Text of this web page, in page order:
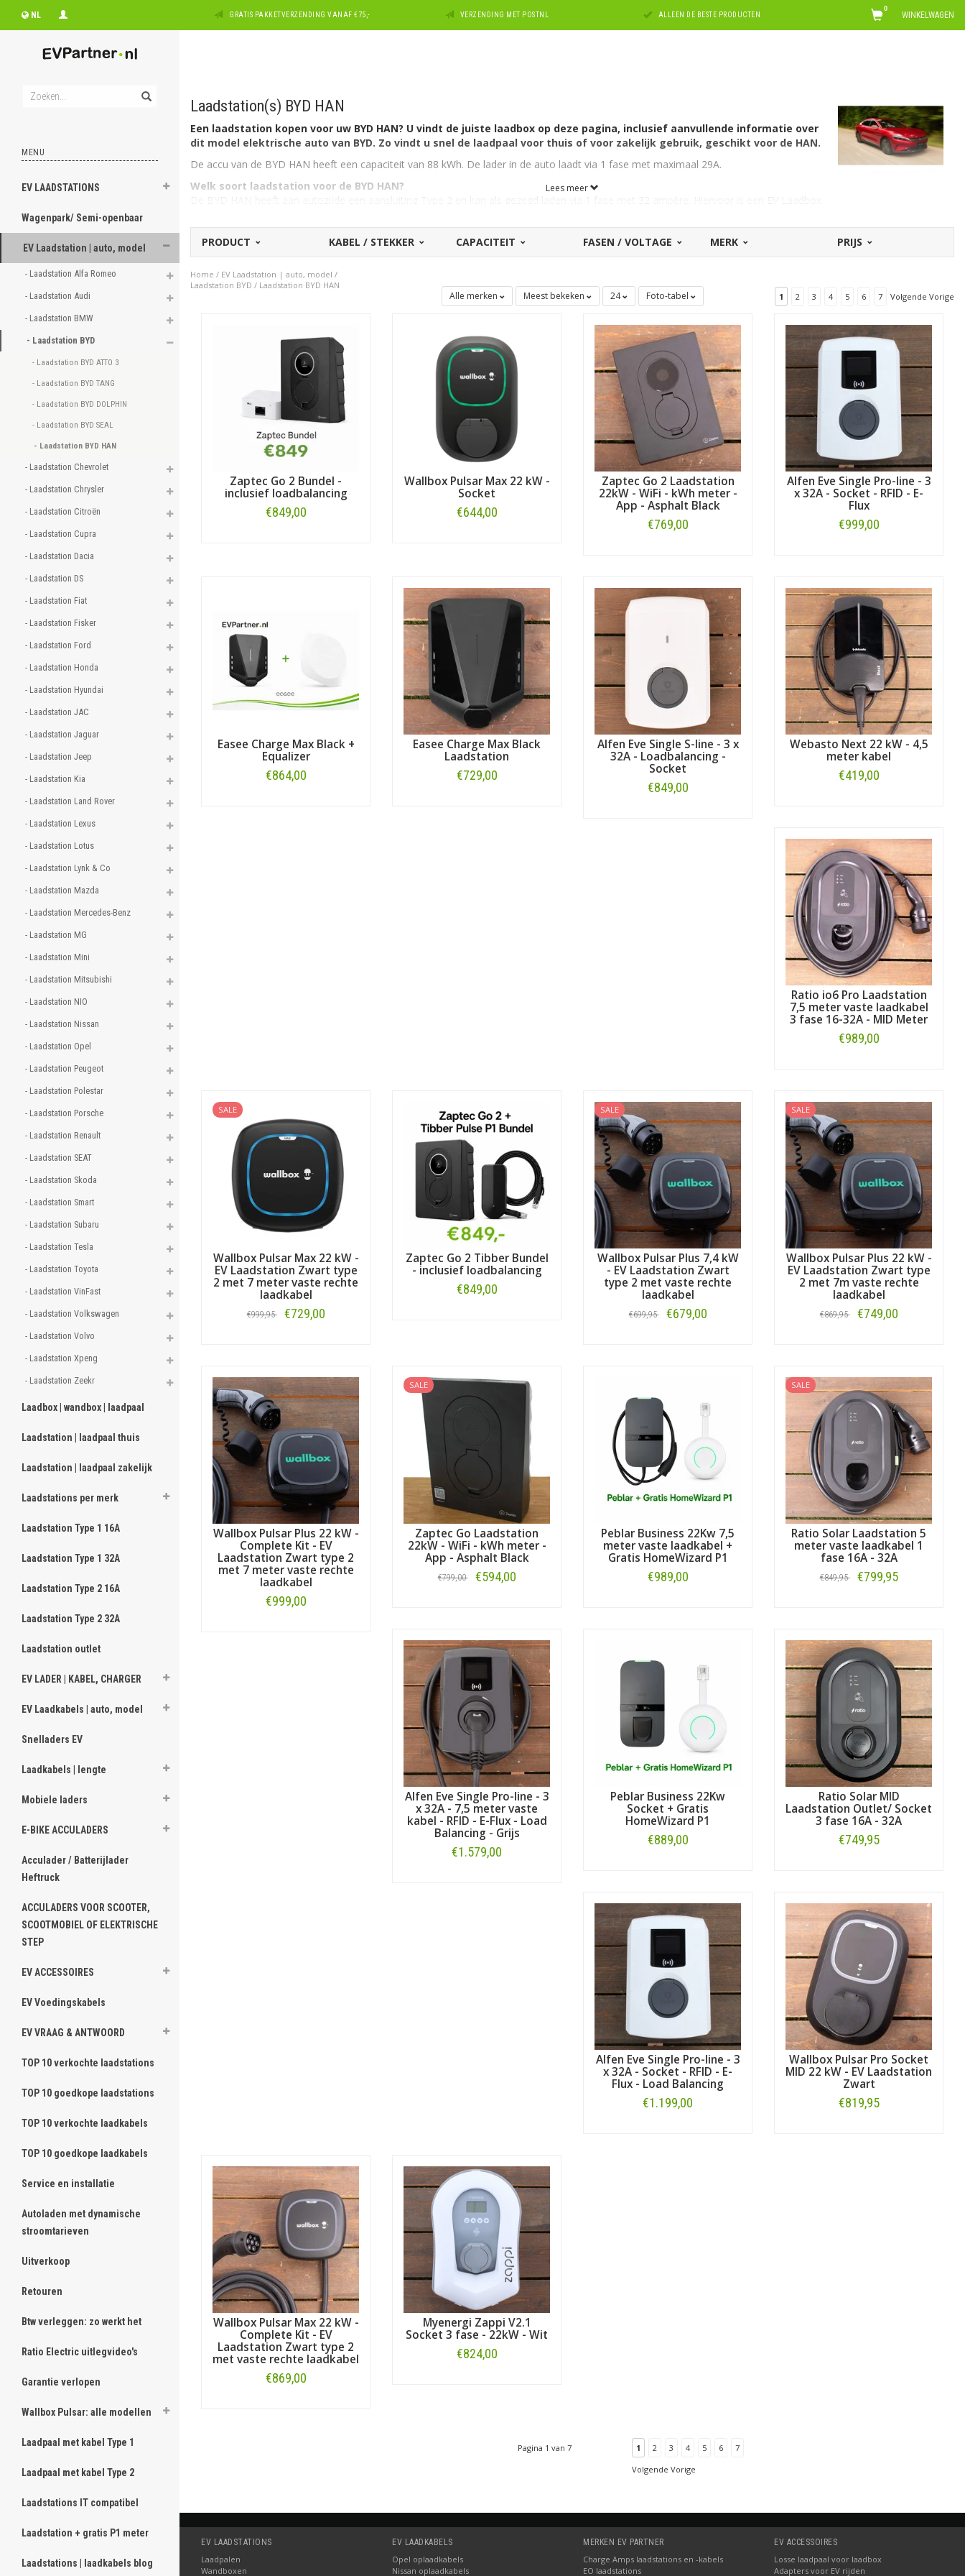
NL GRATIS PAKKETVERZENDING VANAF €75,- VERZENDING MET POSTNL ALLEEN DE BESTE PRODUCTEN WINKELWAGEN
0
MENU
EV LAADSTATIONS
Wagenpark/ Semi-openbaar
EV Laadstation | auto, model
- Laadstation Alfa Romeo
- Laadstation Audi
- Laadstation BMW
- Laadstation BYD
- Laadstation BYD ATTO 3
- Laadstation BYD TANG
- Laadstation BYD DOLPHIN
- Laadstation BYD SEAL
- Laadstation BYD HAN
- Laadstation Chevrolet
- Laadstation Chrysler
- Laadstation Citroën
- Laadstation Cupra
- Laadstation Dacia
- Laadstation DS
- Laadstation Fiat
- Laadstation Fisker
- Laadstation Ford
- Laadstation Honda
- Laadstation Hyundai
- Laadstation JAC
- Laadstation Jaguar
- Laadstation Jeep
- Laadstation Kia
- Laadstation Land Rover
- Laadstation Lexus
- Laadstation Lotus
- Laadstation Lynk & Co
- Laadstation Mazda
- Laadstation Mercedes-Benz
- Laadstation MG
- Laadstation Mini
- Laadstation Mitsubishi
- Laadstation NIO
- Laadstation Nissan
- Laadstation Opel
- Laadstation Peugeot
- Laadstation Polestar
- Laadstation Porsche
- Laadstation Renault
- Laadstation SEAT
- Laadstation Skoda
- Laadstation Smart
- Laadstation Subaru
- Laadstation Tesla
- Laadstation Toyota
- Laadstation VinFast
- Laadstation Volkswagen
- Laadstation Volvo
- Laadstation Xpeng
- Laadstation Zeekr
Laadbox | wandbox | laadpaal
Laadstation | laadpaal thuis
Laadstation | laadpaal zakelijk
Laadstations per merk
Laadstation Type 1 16A
Laadstation Type 1 32A
Laadstation Type 2 16A
Laadstation Type 2 32A
Laadstation outlet
EV LADER | KABEL, CHARGER
EV Laadkabels | auto, model
Snelladers EV
Laadkabels | lengte
Mobiele laders
E-BIKE ACCULADERS
Acculader / Batterijlader
Heftruck
ACCULADERS VOOR SCOOTER,
SCOOTMOBIEL OF ELEKTRISCHE
STEP
EV ACCESSOIRES
EV Voedingskabels
EV VRAAG & ANTWOORD
TOP 10 verkochte laadstations
TOP 10 goedkope laadstations
TOP 10 verkochte laadkabels
TOP 10 goedkope laadkabels
Service en installatie
Autoladen met dynamische
stroomtarieven
Uitverkoop
Retouren
Btw verleggen: zo werkt het
Ratio Electric uitlegvideo's
Garantie verlopen
Wallbox Pulsar: alle modellen
Laadpaal met kabel Type 1
Laadpaal met kabel Type 2
Laadstations IT compatibel
Laadstation + gratis P1 meter
Laadstations | laadkabels blog
Laadstation(s) BYD HAN
Een laadstation kopen voor uw BYD HAN? U vindt de juiste laadbox op deze pagina, inclusief aanvullende informatie over
dit model elektrische auto van BYD. Zo vindt u snel de laadpaal voor thuis of voor zakelijk gebruik, geschikt voor de HAN.
De accu van de BYD HAN heeft een capaciteit van 88 kWh. De lader in de auto laadt via 1 fase met maximaal 29A.
Welk soort laadstation voor de BYD HAN?
Op zoek naar een laadpaal voor een andere BYD?
Zie dan ons overzicht met allelaadstations voor BYD
. Op zoek naar een
laadstation voor een ander merk dan BYD? Maak dan uw keuze bij ons uitgebreide overzicht met laadboxen voor alle automerken
Lees meer
PRODUCT KABEL / STEKKER CAPACITEIT FASEN / VOLTAGE MERK PRIJS
Home / EV Laadstation | auto, model /
Laadstation BYD / Laadstation BYD HAN
Alle merken Meest bekeken 24 Foto-tabel 1 2 3 4 5 6 7 Volgende Vorige
Zaptec Go 2 Bundel -
inclusief loadbalancing
€849,00
Wallbox Pulsar Max 22 kW -
Socket
€644,00
Zaptec Go 2 Laadstation
22kW - WiFi - kWh meter -
App - Asphalt Black
€769,00
Alfen Eve Single Pro-line - 3
x 32A - Socket - RFID - E-
Flux
€999,00
Easee Charge Max Black +
Equalizer
€864,00
Easee Charge Max Black
Laadstation
€729,00
Alfen Eve Single S-line - 3 x
32A - Loadbalancing -
Socket
€849,00
Webasto Next 22 kW - 4,5
meter kabel
€419,00
Ratio io6 Pro Laadstation
7,5 meter vaste laadkabel
3 fase 16-32A - MID Meter
€989,00
SALE
Wallbox Pulsar Max 22 kW -
EV Laadstation Zwart type
2 met 7 meter vaste rechte
laadkabel
€999,95 €729,00
Zaptec Go 2 Tibber Bundel
- inclusief loadbalancing
€849,00
SALE
Wallbox Pulsar Plus 7,4 kW
- EV Laadstation Zwart
type 2 met vaste rechte
laadkabel
€699,95 €679,00
SALE
Wallbox Pulsar Plus 22 kW -
EV Laadstation Zwart type
2 met 7m vaste rechte
laadkabel
€869,95 €749,00
Wallbox Pulsar Plus 22 kW -
Complete Kit - EV
Laadstation Zwart type 2
met 7 meter vaste rechte
laadkabel
€999,00
SALE
Zaptec Go Laadstation
22kW - WiFi - kWh meter -
App - Asphalt Black
€799,00 €594,00
Peblar Business 22Kw 7,5
meter vaste laadkabel +
Gratis HomeWizard P1
€989,00
SALE
Ratio Solar Laadstation 5
meter vaste laadkabel 1
fase 16A - 32A
€849,95 €799,95
Alfen Eve Single Pro-line - 3
x 32A - 7,5 meter vaste
kabel - RFID - E-Flux - Load
Balancing - Grijs
€1.579,00
Peblar Business 22Kw
Socket + Gratis
HomeWizard P1
€889,00
Ratio Solar MID
Laadstation Outlet/ Socket
3 fase 16A - 32A
€749,95
Alfen Eve Single Pro-line - 3
x 32A - Socket - RFID - E-
Flux - Load Balancing
€1.199,00
Wallbox Pulsar Pro Socket
MID 22 kW - EV Laadstation
Zwart
€819,95
Wallbox Pulsar Max 22 kW -
Complete Kit - EV
Laadstation Zwart type 2
met vaste rechte laadkabel
€869,00
Myenergi Zappi V2.1
Socket 3 fase - 22kW - Wit
€824,00
Pagina 1 van 7 1 2 3 4 5 6
7
Volgende Vorige
EV LAADSTATIONS
Laadpalen
Wandboxen
EV LAADKABELS
Opel oplaadkabels
Nissan oplaadkabels
MERKEN EV PARTNER
Charge Amps laadstations en -kabels
EO laadstations
EV ACCESSOIRES
Losse laadpaal voor laadbox
Adapters voor EV rijden